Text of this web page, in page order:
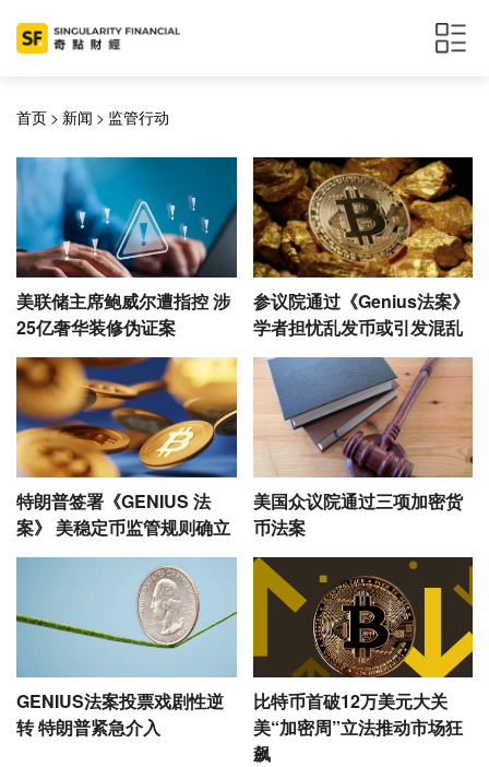
首页 > 新闻 > 监管行动
美联储主席鲍威尔遭指控 涉
25亿奢华装修伪证案
参议院通过《Genius法案》
学者担忧乱发币或引发混乱
特朗普签署《GENIUS 法
案》 美稳定币监管规则确立
美国众议院通过三项加密货
币法案
GENIUS法案投票戏剧性逆
转 特朗普紧急介入
比特币首破12万美元大关
美“加密周”立法推动市场狂
飙